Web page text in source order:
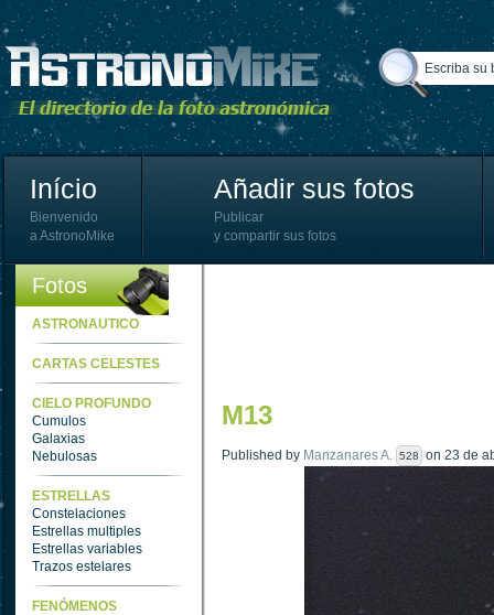
Início
Bienvenido
a AstronoMike
Añadir sus fotos
Publicar
y compartir sus fotos
Fotos
ASTRONAUTICO
CARTAS CELESTES
CIELO PROFUNDO
Cumulos
Galaxias
Nebulosas
ESTRELLAS
Constelaciones
Estrellas multiples
Estrellas variables
Trazos estelares
FENÓMENOS
M13
Published by Manzanares A. 528 on 23 de